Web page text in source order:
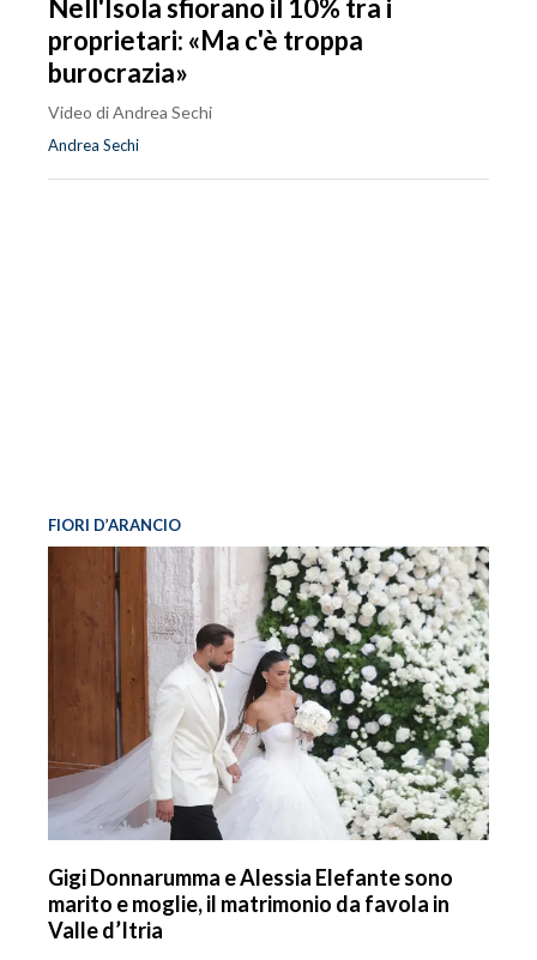
Nell'Isola sfiorano il 10% tra i
proprietari: «Ma c'è troppa
burocrazia»
Video di Andrea Sechi
Andrea Sechi
FIORI D’ARANCIO
Gigi Donnarumma e Alessia Elefante sono
marito e moglie, il matrimonio da favola in
Valle d’Itria